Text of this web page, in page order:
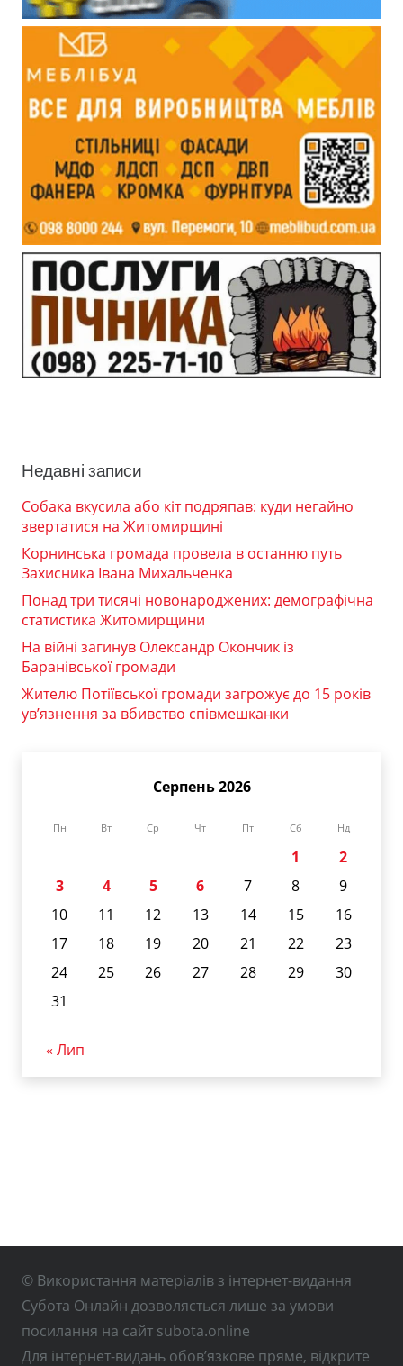
Недавні записи
Собака вкусила або кіт подряпав: куди негайно
звертатися на Житомирщині
Корнинська громада провела в останню путь
Захисника Івана Михальченка
Понад три тисячі новонароджених: демографічна
статистика Житомирщини
На війні загинув Олександр Окончик із
Баранівської громади
Жителю Потіївської громади загрожує до 15 років
ув’язнення за вбивство співмешканки
Серпень 2026
Пн Вт Ср Чт Пт Сб Нд
1
2
3
4 5 6 7 8
9
10
11 12 13 14 15
16
17
18 19 20 21 22
23
24
25 26 27 28 29
30
31
« Лип
© Використання матеріалів з інтернет-видання
Субота Онлайн дозволяється лише за умови
посилання на сайт subota.online
Для інтернет-видань обов’язкове пряме, відкрите